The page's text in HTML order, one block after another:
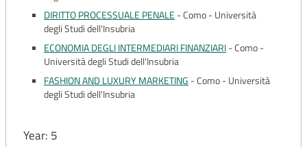
DIRITTO PROCESSUALE PENALE -Como - Università
degli Studi dell'Insubria
ECONOMIA DEGLI INTERMEDIARI FINANZIARI-Como -
Università degli Studi dell'Insubria
FASHION AND LUXURY MARKETING -Como - Università
degli Studi dell'Insubria
Year: 5